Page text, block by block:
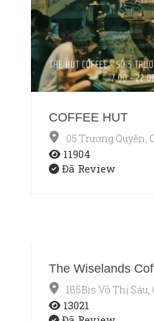
COFFEE HUT
05 Trương Quyền,
11904
Đã Review
The Wiselands
185Bis Võ Thị Sáu,
13021